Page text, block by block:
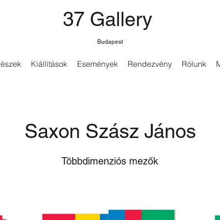
37 Gallery
Budapest
Kiállítások Események Rendezvény Rólunk
Saxon Szász János
Többdimenziós mezők